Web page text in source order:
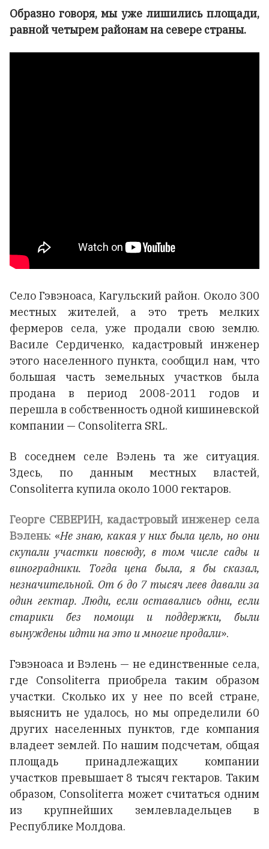
Образно говоря, мы уже лишились площади,
равной четырем районам на севере страны.
Село Гэвэноаса, Кагульский район. Около 300
местных жителей, а это треть мелких
фермеров села, уже продали свою землю.
Василе Сердиченко, кадастровый инженер
этого населенного пункта, сообщил нам, что
большая часть земельных участков была
продана в период 2008-2011 годов и
перешла в собственность одной кишиневской
компании — Consoliterra SRL.
В соседнем селе Вэлень та же ситуация.
Здесь, по данным местных властей,
Consoliterra купила около 1000 гектаров.
Георге СЕВЕРИН, кадастровый инженер села
Вэлень: «Не знаю, какая у них была цель, но они
скупали участки повсюду, в том числе сады и
виноградники. Тогда цена была, я бы сказал,
незначительной. От 6 до 7 тысяч леев давали за
один гектар. Люди, если оставались одни, если
старики без помощи и поддержки, были
вынуждены идти на это и многие продали».
Гэвэноаса и Вэлень — не единственные села,
где Consoliterra приобрела таким образом
участки. Сколько их у нее по всей стране,
выяснить не удалось, но мы определили 60
других населенных пунктов, где компания
владеет землей. По нашим подсчетам, общая
площадь принадлежащих компании
участков превышает 8 тысяч гектаров. Таким
образом, Consoliterra может считаться одним
из крупнейших землевладельцев в
Республике Молдова.